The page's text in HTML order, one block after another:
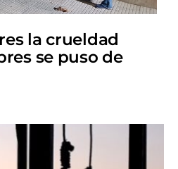
la crueldad
se puso de